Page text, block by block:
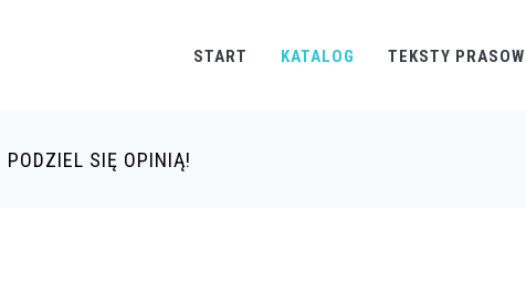
START KATALOG TEKSTY
SIĘ OPINIĄ!